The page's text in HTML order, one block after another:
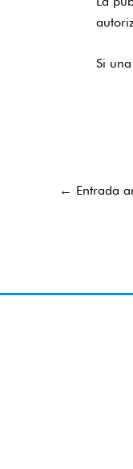
Si
← Entrada